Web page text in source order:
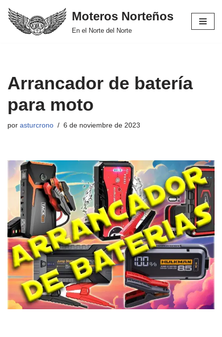
Saltar
Moteros Norteños
En el Norte del Norte
Arrancador de batería
para moto
por asturcrono 6 de noviembre de 2023